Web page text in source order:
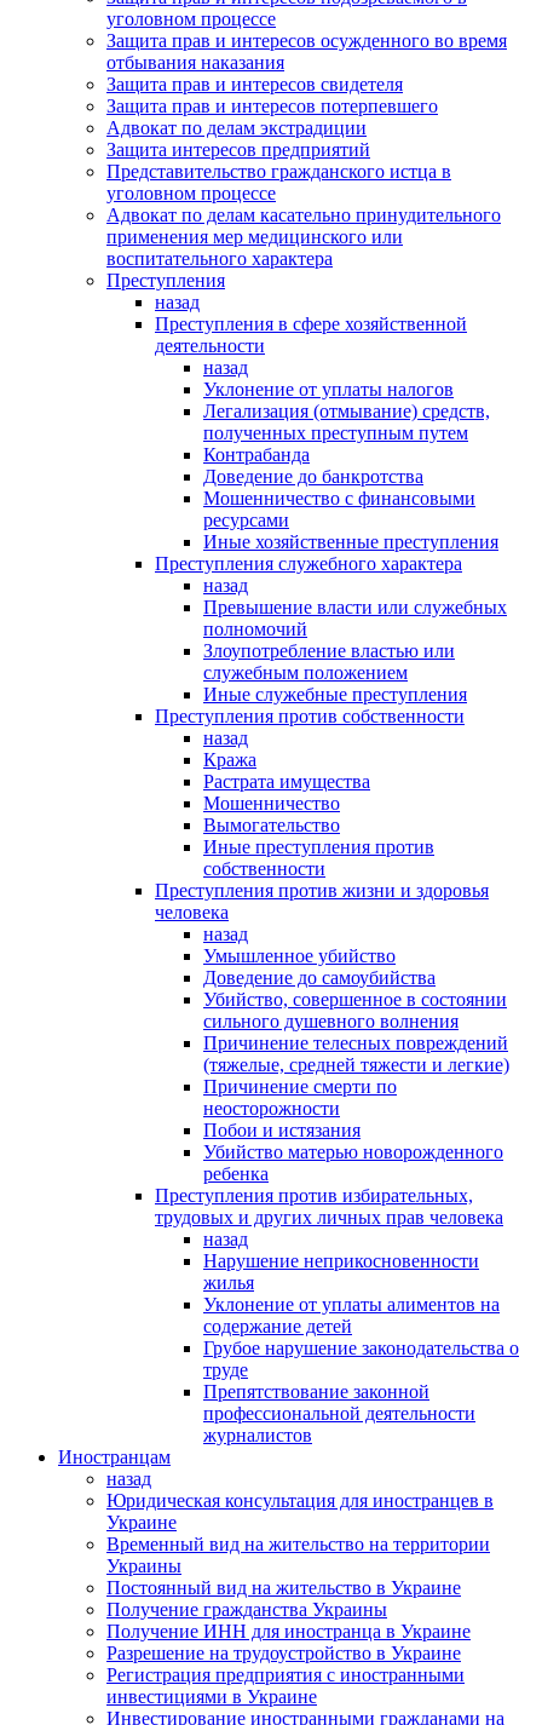
уголовном процессе
Защита прав и интересов осужденного во время
отбывания наказания
Защита прав и интересов свидетеля
Защита прав и интересов потерпевшего
Адвокат по делам экстрадиции
Защита интересов предприятий
Представительство гражданского истца в
уголовном процессе
Адвокат по делам касательно принудительного
применения мер медицинского или
воспитательного характера
Преступления
назад
Преступления в сфере хозяйственной
деятельности
назад
Уклонение от уплаты налогов
Легализация (отмывание) средств,
полученных преступным путем
Контрабанда
Доведение до банкротства
Мошенничество с финансовыми
ресурсами
Иные хозяйственные преступления
Преступления служебного характера
назад
Превышение власти или служебных
полномочий
Злоупотребление властью или
служебным положением
Иные служебные преступления
Преступления против собственности
назад
Кража
Растрата имущества
Мошенничество
Вымогательство
Иные преступления против
собственности
Преступления против жизни и здоровья
человека
назад
Умышленное убийство
Доведение до самоубийства
Убийство, совершенное в состоянии
сильного душевного волнения
Причинение телесных повреждений
(тяжелые, средней тяжести и легкие)
Причинение смерти по
неосторожности
Побои и истязания
Убийство матерью новорожденного
ребенка
Преступления против избирательных,
трудовых и других личных прав человека
назад
Нарушение неприкосновенности
жилья
Уклонение от уплаты алиментов на
содержание детей
Грубое нарушение законодательства о
труде
Препятствование законной
профессиональной деятельности
журналистов
Иностранцам
назад
Юридическая консультация для иностранцев в
Украине
Временный вид на жительство на территории
Украины
Постоянный вид на жительство в Украине
Получение гражданства Украины
Получение ИНН для иностранца в Украине
Разрешение на трудоустройство в Украине
Регистрация предприятия с иностранными
инвестициями в Украине
Инвестирование иностранными гражданами на